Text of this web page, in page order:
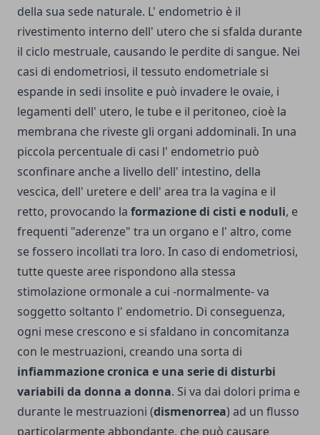
della sua sede naturale. L' endometrio è il
rivestimento interno dell' utero che si sfalda durante
il ciclo mestruale, causando le perdite di sangue. Nei
casi di endometriosi, il tessuto endometriale si
espande in sedi insolite e può invadere le ovaie, i
legamenti dell' utero, le tube e il peritoneo, cioè la
membrana che riveste gli organi addominali. In una
piccola percentuale di casi l' endometrio può
sconfinare anche a livello dell' intestino, della
vescica, dell' uretere e dell' area tra la vagina e il
retto, provocando la formazione di cisti e noduli, e
frequenti "aderenze" tra un organo e l' altro, come
se fossero incollati tra loro. In caso di endometriosi,
tutte queste aree rispondono alla stessa
stimolazione ormonale a cui -normalmente- va
soggetto soltanto l' endometrio. Di conseguenza,
ogni mese crescono e si sfaldano in concomitanza
con le mestruazioni, creando una sorta di
infiammazione cronica e una serie di disturbi
variabili da donna a donna. Si va dai dolori prima e
durante le mestruazioni (dismenorrea) ad un flusso
particolarmente abbondante, che può causare